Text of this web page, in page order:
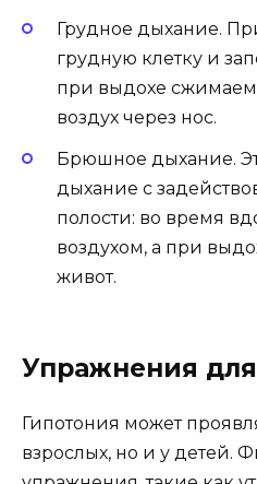
Грудное дыхание.
грудную клетку и
при выдохе сжимаем
воздух через нос.
Брюшное дыхание.
дыхание с
полости: во время
воздухом, а при
живот.
Упражнения
Гипотония может
взрослых, но и у детей.